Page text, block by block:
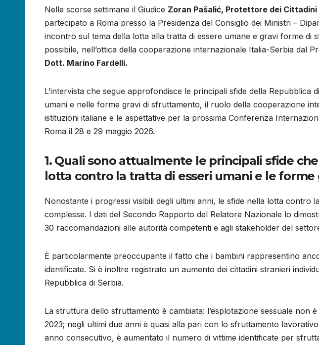
Nelle scorse settimane il Giudice Zoran Pašalić, Protettore dei Cittadini
partecipato a Roma presso la Presidenza del Consiglio dei Ministri –
incontro sul tema della lotta alla tratta di essere umane e gravi forme di
possibile, nell’ottica della cooperazione internazionale Italia-Serbia dal
Dott. Marino Fardelli.
L’intervista che segue approfondisce le principali sfide della Repubblica
umani e nelle forme gravi di sfruttamento, il ruolo della cooperazione
istituzioni italiane e le aspettative per la prossima Conferenza
Roma il 28 e 29 maggio 2026.
1. Quali sono attualmente le principali sfide
lotta contro la tratta di esseri umani e le
Nonostante i progressi visibili degli ultimi anni, le sfide nella lotta contro
complesse. I dati del Secondo Rapporto del Relatore Nazionale lo
30 raccomandazioni alle autorità competenti e agli stakeholder del
È particolarmente preoccupante il fatto che i bambini rappresentino
identificate. Si è inoltre registrato un aumento dei cittadini stranieri
Repubblica di Serbia.
La struttura dello sfruttamento è cambiata: l’esplotazione sessuale non
2023; negli ultimi due anni è quasi alla pari con lo sfruttamento
anno consecutivo, è aumentato il numero di vittime identificate per